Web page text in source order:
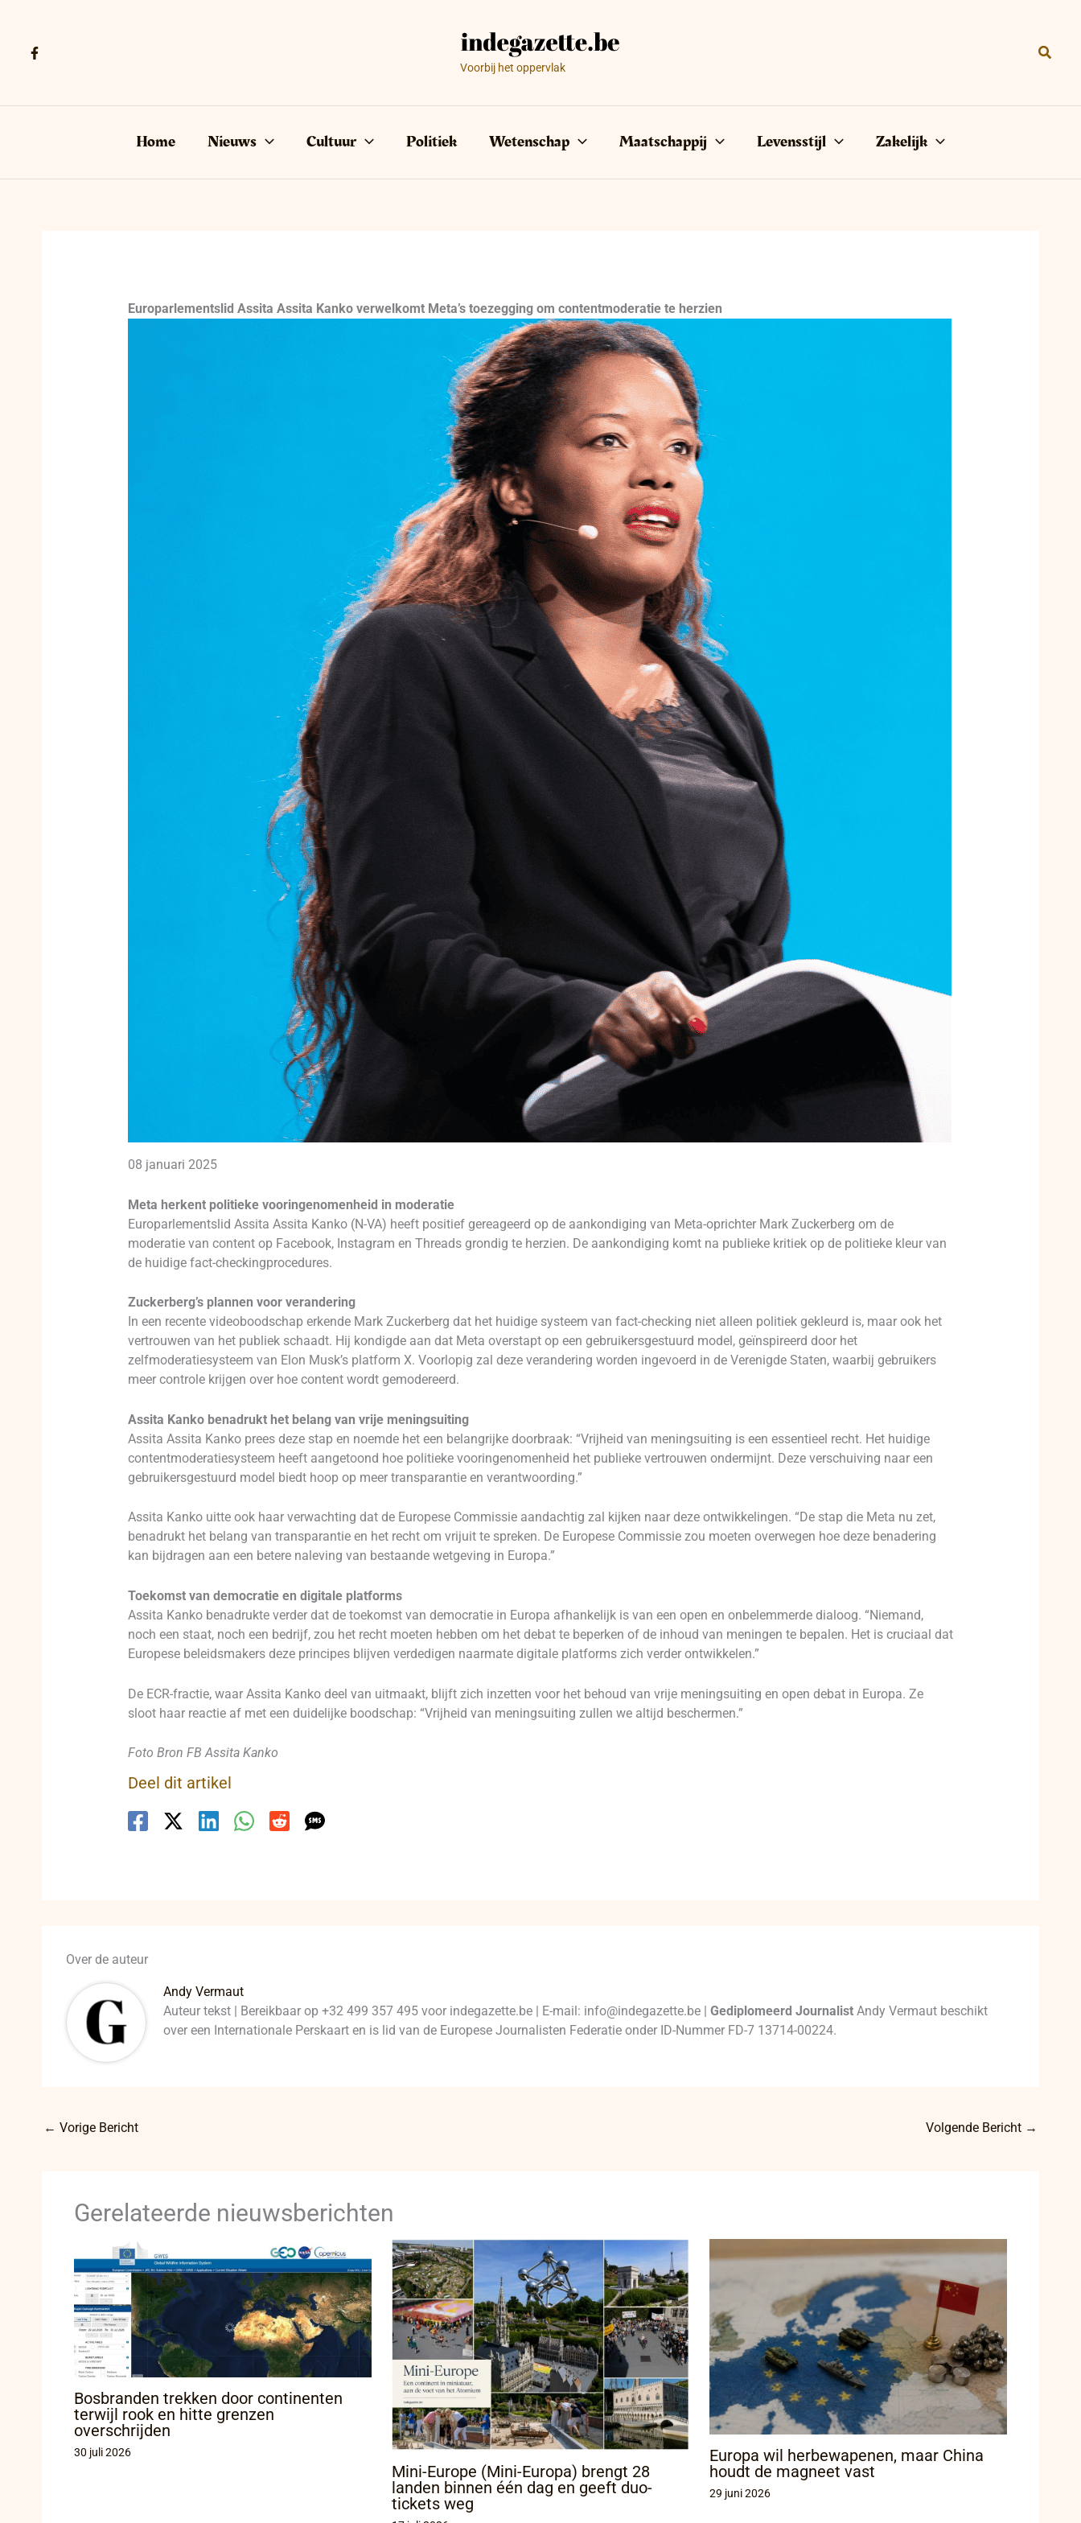
Voorbij het oppervlak
Home Nieuws Cultuur Politiek Wetenschap Maatschappij Levensstijl Zakelijk
Europarlementslid Assita Assita Kanko verwelkomt Meta’s toezegging om contentmoderatie te herzien
08 januari 2025
Meta herkent politieke vooringenomenheid in moderatie
Europarlementslid Assita Assita Kanko (N-VA) heeft positief gereageerd op de aankondiging van Meta-oprichter Mark Zuckerberg om de
moderatie van content op Facebook, Instagram en Threads grondig te herzien. De aankondiging komt na publieke kritiek op de politieke kleur van
de huidige fact-checkingprocedures.
Zuckerberg’s plannen voor verandering
In een recente videoboodschap erkende Mark Zuckerberg dat het huidige systeem van fact-checking niet alleen politiek gekleurd is, maar ook het
vertrouwen van het publiek schaadt. Hij kondigde aan dat Meta overstapt op een gebruikersgestuurd model, geïnspireerd door het
zelfmoderatiesysteem van Elon Musk’s platform X. Voorlopig zal deze verandering worden ingevoerd in de Verenigde Staten, waarbij gebruikers
meer controle krijgen over hoe content wordt gemodereerd.
Assita Kanko benadrukt het belang van vrije meningsuiting
Assita Assita Kanko prees deze stap en noemde het een belangrijke doorbraak: “Vrijheid van meningsuiting is een essentieel recht. Het huidige
contentmoderatiesysteem heeft aangetoond hoe politieke vooringenomenheid het publieke vertrouwen ondermijnt. Deze verschuiving naar een
gebruikersgestuurd model biedt hoop op meer transparantie en verantwoording.”
Assita Kanko uitte ook haar verwachting dat de Europese Commissie aandachtig zal kijken naar deze ontwikkelingen. “De stap die Meta nu zet,
benadrukt het belang van transparantie en het recht om vrijuit te spreken. De Europese Commissie zou moeten overwegen hoe deze benadering
kan bijdragen aan een betere naleving van bestaande wetgeving in Europa.”
Toekomst van democratie en digitale platforms
Assita Kanko benadrukte verder dat de toekomst van democratie in Europa afhankelijk is van een open en onbelemmerde dialoog. “Niemand,
noch een staat, noch een bedrijf, zou het recht moeten hebben om het debat te beperken of de inhoud van meningen te bepalen. Het is cruciaal dat
Europese beleidsmakers deze principes blijven verdedigen naarmate digitale platforms zich verder ontwikkelen.”
De ECR-fractie, waar Assita Kanko deel van uitmaakt, blijft zich inzetten voor het behoud van vrije meningsuiting en open debat in Europa. Ze
sloot haar reactie af met een duidelijke boodschap: “Vrijheid van meningsuiting zullen we altijd beschermen.”
Foto Bron FB Assita Kanko
Deel dit artikel
Over de auteur
Andy Vermaut
Auteur tekst | Bereikbaar op +32 499 357 495 voor indegazette.be | E-mail: info@indegazette.be |Gediplomeerd Journalist Andy Vermaut beschikt
over een Internationale Perskaart en is lid van de Europese Journalisten Federatie onder ID-Nummer FD-7 13714-00224.
← Vorige Bericht Volgende Bericht →
Gerelateerde nieuwsberichten
Bosbranden trekken door continenten
terwijl rook en hitte grenzen
overschrijden
30 juli 2026
Mini-Europe (Mini-Europa) brengt 28
landen binnen één dag en geeft duo-
tickets weg
Europa wil herbewapenen, maar China
houdt de magneet vast
29 juni 2026